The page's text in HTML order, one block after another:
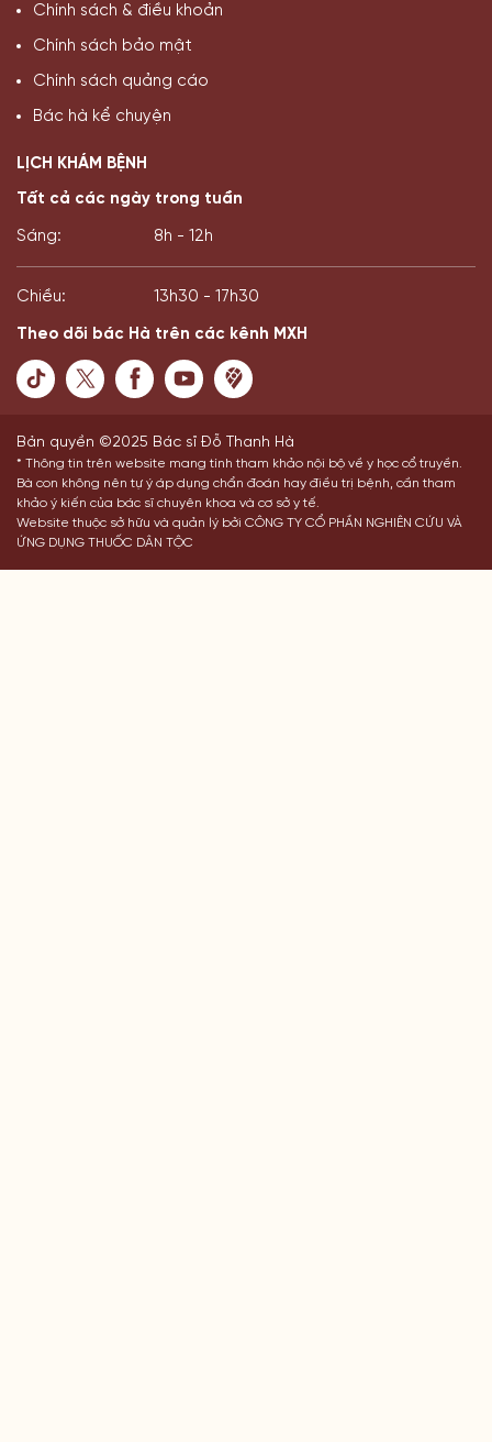
Chính sách & điều khoản
Chính sách bảo mật
Chính sách quảng cáo
Bác hà kể chuyện
LỊCH KHÁM BỆNH
Tất cả các ngày trong tuần
Sáng: 8h - 12h
Chiều: 13h30 - 17h30
Theo dõi bác Hà trên các kênh MXH
Bản quyền ©2025 Bác sĩ Đỗ Thanh Hà
* Thông tin trên website mang tính tham khảo nội bộ về y học cổ truyền.
Bà con không nên tự ý áp dụng chẩn đoán hay điều trị bệnh, cần tham
khảo ý kiến của bác sĩ chuyên khoa và cơ sở y tế.
Website thuộc sở hữu và quản lý bởi CÔNG TY CỔ PHẦN NGHIÊN CỨU VÀ
ỨNG DỤNG THUỐC DÂN TỘC